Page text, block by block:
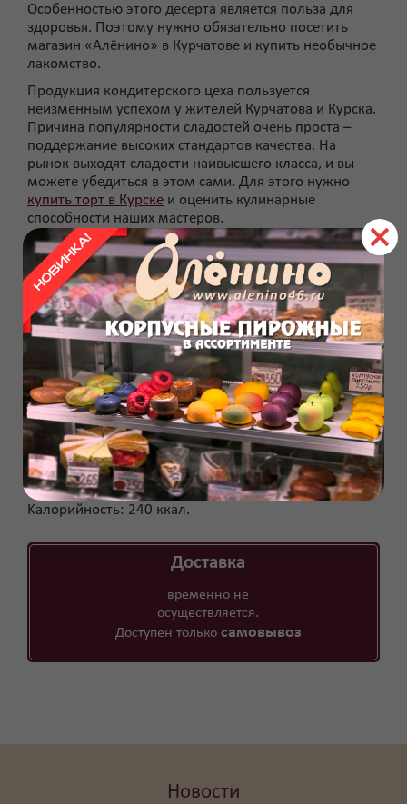
Доставка
временно не
осуществляется.
Доступен только самовывоз
Особенностью этого десерта является польза для
здоровья. Поэтому нужно обязательно посетить
магазин «Алёнино» в Курчатове и купить необычное
лакомство.
Продукция кондитерского цеха пользуется
неизменным успехом у жителей Курчатова и Курска.
Причина популярности сладостей очень проста –
поддержание высоких стандартов качества. На
рынок выходят сладости наивысшего класса, и вы
можете убедиться в этом сами. Для этого нужно
купить торт в Курске и оценить кулинарные
способности наших мастеров.
Не стоит ломать голову над выбором сладости для
чаепития. Цех Алёнино в г. Курск готов быстро
решить любой вопрос, связанный с вкусными и
натуральными десертами. Ознакомьтесь с
ингредиентами торта «Морковно-творожный», и
вам обязательно захочется его попробовать. Вы
можете купить торт в Курчатово или Курске, посетив
фирменные магазины нашего цеха.
В 100г продукта содержится:
белка: 2,79 гр.
жиров: 11,55 гр.
углеводов: 41,86 гр.
Энерг. ценность: 1004 кДж.
Kалорийность: 240 ккал.
Новости